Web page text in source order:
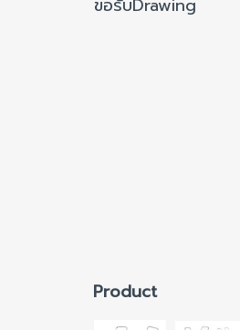
ขอรับDrawing
Product